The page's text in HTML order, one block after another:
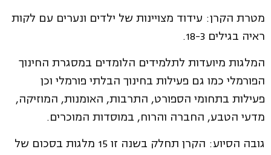
מטרת הקרן: עידוד מצויינות של ילדים ונערים עם לקות
ראיה בגילים 18-3.
המלגות מיועדות לתלמידים הלומדים במסגרת החינוך
הפורמלי כמו גם פעילות בחינוך הבלתי פורמלי וכן
פעילות בתחומי הספורט, התרבות, האומנות, המוזיקה,
מדעי הטבע, החברה והרוח, במוסדות המוכרים.
גובה הסיוע: הקרן תחלק בשנה זו 15 מלגות בסכום של